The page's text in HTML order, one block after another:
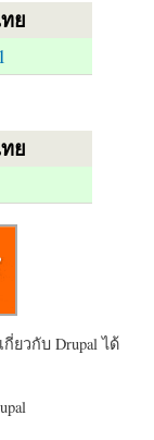
ย
ย
วกับ Drupal ได้